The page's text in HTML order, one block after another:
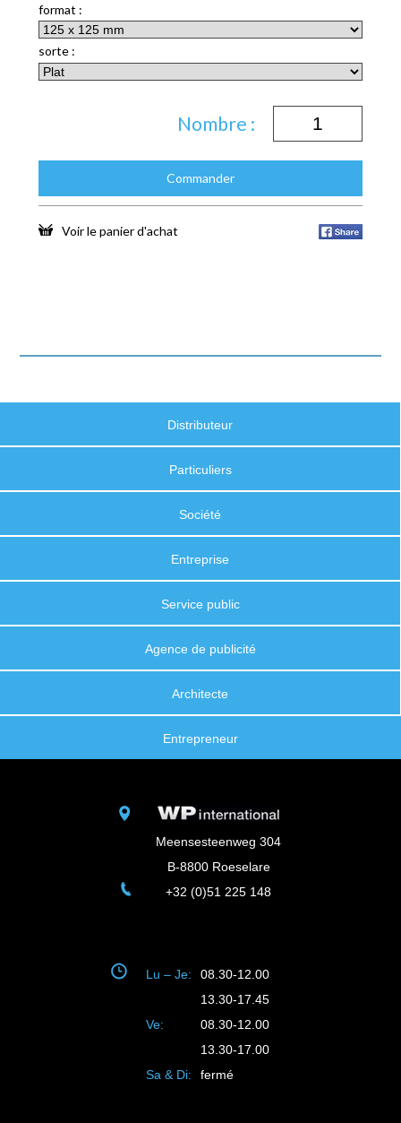
format :
sorte :
Nombre :
Commander
Voir le panier d'achat
Distributeur
Particuliers
Société
Entreprise
Service public
Agence de publicité
Architecte
Entrepreneur
Meensesteenweg 304
B-8800 Roeselare
+32 (0)51 225 148
Lu – Je:
08.30-12.00
13.30-17.45
Ve:
08.30-12.00
13.30-17.00
Sa & Di:
fermé